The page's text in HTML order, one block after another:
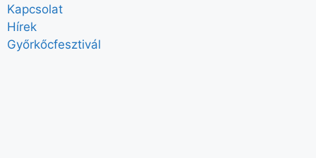
Kapcsolat
Hírek
Győrkőcfesztivál